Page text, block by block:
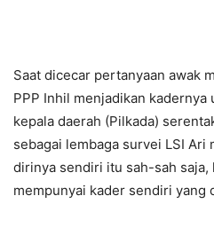
Saat dicecar pertanyaan awak
PPP Inhil menjadikan
kepala daerah (Pilkada)
sebagai lembaga survei LSI Ari
dirinya sendiri itu sah-sah saja,
mempunyai kader sendiri yang